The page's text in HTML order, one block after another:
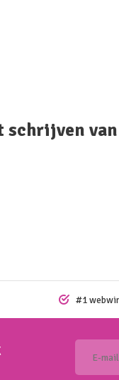
schrijven van
#1